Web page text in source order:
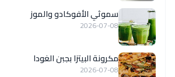
سموثي الأفوكادو والموز
2026-07-08
مكرونة البيتزا بجبن الغودا
2026-07-08